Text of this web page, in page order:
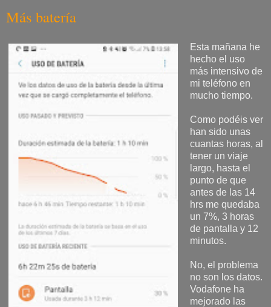
Más batería
Esta mañana he
hecho el uso
más intensivo de
mi teléfono en
mucho tiempo.
Como podéis ver
han sido unas
cuantas horas, al
tener un viaje
largo, hasta el
punto de que
antes de las 14
hrs me quedaba
un 7%, 3 horas
de pantalla y 12
minutos.
No, el problema
no son los datos.
Vodafone ha
mejorado las